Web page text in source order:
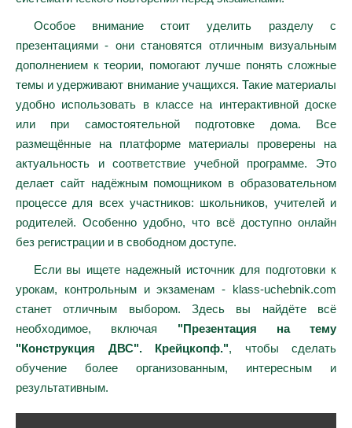
Особое внимание стоит уделить разделу с
презентациями - они становятся отличным визуальным
дополнением к теории, помогают лучше понять сложные
темы и удерживают внимание учащихся. Такие материалы
удобно использовать в классе на интерактивной доске
или при самостоятельной подготовке дома. Все
размещённые на платформе материалы проверены на
актуальность и соответствие учебной программе. Это
делает сайт надёжным помощником в образовательном
процессе для всех участников: школьников, учителей и
родителей. Особенно удобно, что всё доступно онлайн
без регистрации и в свободном доступе.
Если вы ищете надежный источник для подготовки к
урокам, контрольным и экзаменам - klass-uchebnik.com
станет отличным выбором. Здесь вы найдёте всё
необходимое, включая "Презентация на тему
"Конструкция ДВС". Крейцкопф.", чтобы сделать
обучение более организованным, интересным и
результативным.